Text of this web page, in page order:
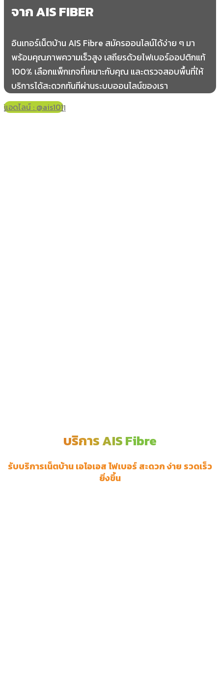
จาก AIS FIBER
อินเทอร์เน็ตบ้าน AIS Fibre สมัครออนไลน์ได้ง่าย ๆ มา
พร้อมคุณภาพความเร็วสูง เสถียรด้วยไฟเบอร์ออปติกแท้
100% เลือกแพ็กเกจที่เหมาะกับคุณ และตรวจสอบพื้นที่ให้
บริการได้สะดวกทันทีผ่านระบบออนไลน์ของเรา
โทร 061-178-2421
แอดไลน์ : @ais101
บริการ AIS Fibre
รับบริการเน็ตบ้าน เอไอเอส ไฟเบอร์ สะดวก ง่าย รวดเร็ว
ยิ่งขึ้น